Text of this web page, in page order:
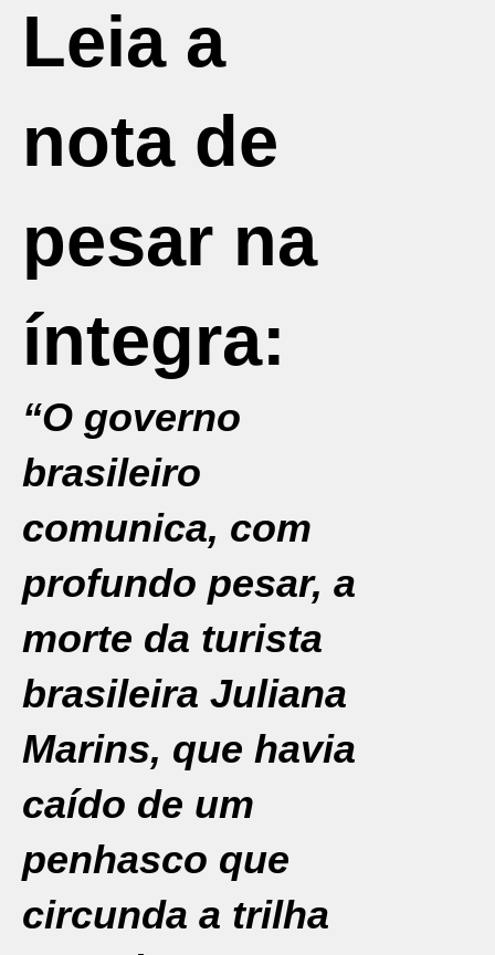
Leia a
nota de
pesar na
íntegra:
“O governo
brasileiro
comunica, com
profundo pesar, a
morte da turista
brasileira Juliana
Marins, que havia
caído de um
penhasco que
circunda a trilha